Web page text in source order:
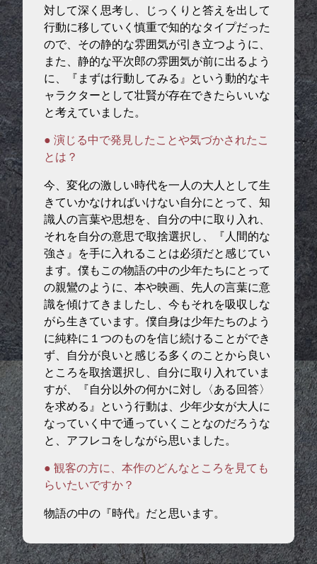
対して深く思考し、じっくりと答えを出して
行動に移していく慎重で知的なタイプだった
ので、その静的な雰囲気が引き立つように、
また、静的な平次郎の雰囲気が前に出るよう
に、『まずは行動してみる』という動的なキ
ャラクターとして壮賢が存在できたらいいな
と考えていました。
● 演じる中で発見したことや気づかされたこ
とは？
今、変化の激しい時代を一人の大人として生
きていかなければいけない自分にとって、知
識人の言葉や思想を、自分の中に取り入れ、
それを自分の意思で取捨選択し、『人間的な
強さ』を手に入れることは必須だと感じてい
ます。僕もこの物語の中の少年たちにとって
の親鸞のように、本や映画、先人の言葉に意
識を傾けてきましたし、今もそれを吸収しな
がら生きています。僕自身は少年たちのよう
に純粋に１つのものを信じ続けることができ
ず、自分が良いと感じる多くのことから良い
ところを取捨選択し、自分に取り入れていま
すが、『自分以外の何かに対し〈ある回答〉
を求める』という行動は、少年少女が大人に
なっていく中で通っていくことなのだろうな
と、アフレコをしながら思いました。
● 観客の方に、本作のどんなところを見ても
らいたいですか？
物語の中の『時代』だと思います。